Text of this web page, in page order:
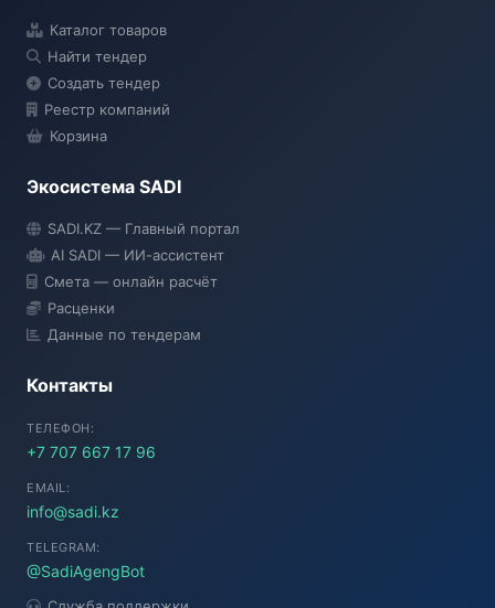
Каталог товаров
Найти тендер
Создать тендер
Реестр компаний
Корзина
Экосистема SADI
SADI.KZ — Главный портал
AI SADI — ИИ-ассистент
Смета — онлайн расчёт
Расценки
Данные по тендерам
Контакты
ТЕЛЕФОН:
+7 707 667 17 96
EMAIL:
info@sadi.kz
TELEGRAM:
@SadiAgengBot
● Подключение...